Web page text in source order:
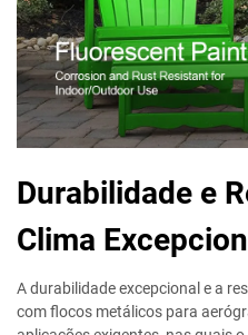
Durabilidade e
Clima
A durabilidade excepcional e a
com flocos metálicos para